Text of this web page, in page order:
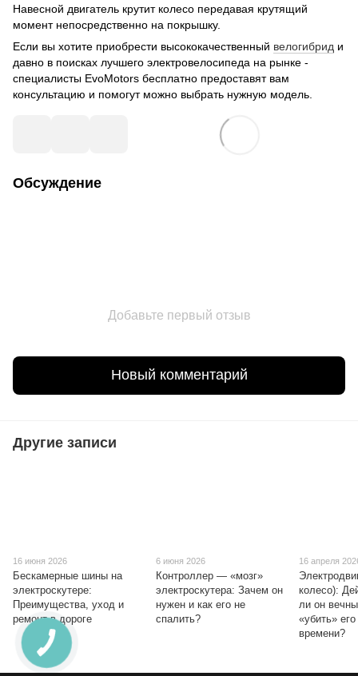
Навесной двигатель крутит колесо передавая крутящий
момент непосредственно на покрышку.
Если вы хотите приобрести высококачественный велогибрид и
давно в поисках лучшего электровелосипеда на рынке -
специалисты EvoMotors бесплатно предоставят вам
консультацию и помогут можно выбрать нужную модель.
Обсуждение
Добавьте первый отзыв
Новый комментарий
Другие записи
16 июня 2026
Бескамерные шины на
электроскутере:
Преимущества, уход и
ремонт в дороге
6 июня 2026
Контроллер — «мозг»
электроскутера: Зачем он
нужен и как его не
спалить?
16 апреля
колесо):
ли он
«убить»
времени?